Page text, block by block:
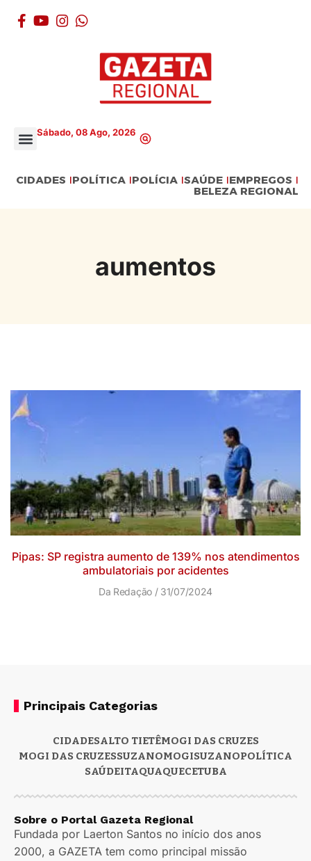
Sábado, 08 Ago, 2026
CIDADES POLÍTICA POLÍCIA SAÚDE EMPREGOS
BELEZA REGIONAL
aumentos
Pipas: SP registra aumento de 139% nos atendimentos
ambulatoriais por acidentes
Da Redação 31/07/2024
Principais Categorias
CIDADESALTO TIETÊMOGI DAS CRUZES
MOGI DAS CRUZESSUZANOMOGISUZANOPOLÍTICA
SAÚDEITAQUAQUECETUBA
Sobre o Portal Gazeta Regional
Fundada por Laerton Santos no início dos anos
2000, a GAZETA tem como principal missão